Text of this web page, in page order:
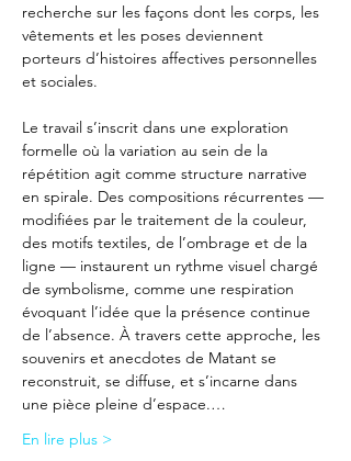
recherche sur les façons dont les corps, les
vêtements et les poses deviennent
porteurs d’histoires affectives personnelles
et sociales.
Le travail s’inscrit dans une exploration
formelle où la variation au sein de la
répétition agit comme structure narrative
en spirale. Des compositions récurrentes —
modifiées par le traitement de la couleur,
des motifs textiles, de l’ombrage et de la
ligne — instaurent un rythme visuel chargé
de symbolisme, comme une respiration
évoquant l’idée que la présence continue
de l’absence. À travers cette approche, les
souvenirs et anecdotes de Matant se
reconstruit, se diffuse, et s’incarne dans
une pièce pleine d’espace.…
En lire plus >